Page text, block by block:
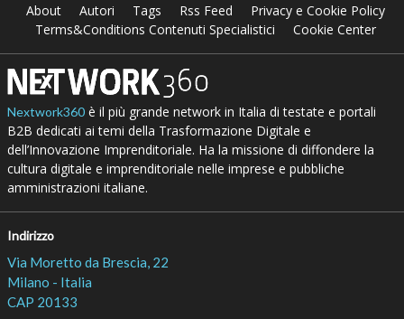
About Autori Tags Rss Feed
Privacy e Cookie Policy
Terms&Conditions Contenuti Specialistici
Cookie Center
Nextwork360è il più grande network in Italia di testate e portali
B2B dedicati ai temi della Trasformazione Digitale e
dell’Innovazione Imprenditoriale. Ha la missione di diffondere la
cultura digitale e imprenditoriale nelle imprese e pubbliche
amministrazioni italiane.
Indirizzo
Via Moretto da Brescia, 22
Milano - Italia
CAP 20133